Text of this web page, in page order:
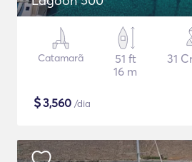
Catamarã
51 ft
16 m
31
$3,560 /dia